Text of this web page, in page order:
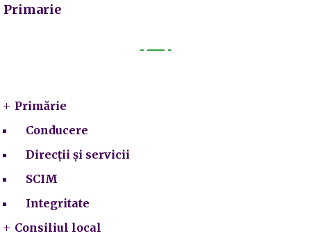
Primarie
Primărie
Conducere
Direcții și servicii
SCIM
Integritate
Consiliul local